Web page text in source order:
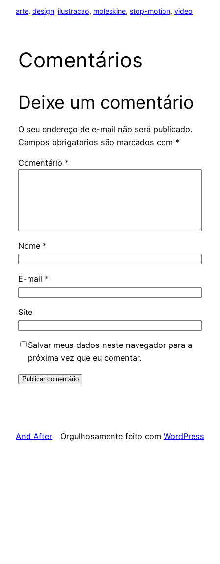
arte, design, ilustracao, moleskine, stop-motion, video
Comentários
Deixe um comentário
O seu endereço de e-mail não será publicado.
Campos obrigatórios são marcados com *
Comentário *
Nome *
E-mail *
Site
Salvar meus dados neste navegador para a
próxima vez que eu comentar.
And After Orgulhosamente feito com WordPress